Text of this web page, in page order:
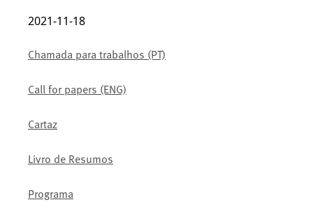
2021-11-18
Chamada para trabalhos (PT)
Call for papers (ENG)
Cartaz
Livro de Resumos
Programa